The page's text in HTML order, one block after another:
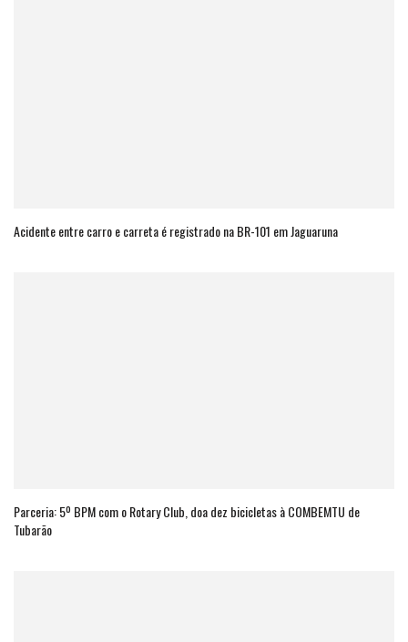
Acidente entre carro e carreta é registrado na BR-101 em Jaguaruna
Parceria: 5º BPM com o Rotary Club, doa dez bicicletas à COMBEMTU de
Tubarão